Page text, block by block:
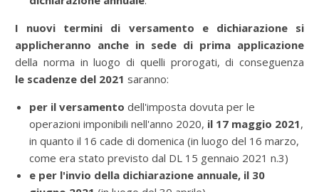
I nuovi termini di versamento e dichiarazione
si
applicheranno anche in sede di prima applicazione
della norma in luogo di quelli prorogati, di conseguenza
le scadenze del 2021 saranno:
per il versamento dell'imposta dovuta per le
operazioni imponibili nell'anno 2020, il 17 maggio 2021,
in quanto il 16 cade di domenica (in luogo del 16 marzo,
come era stato previsto dal DL 15 gennaio 2021 n.3)
e per l'invio della dichiarazione annuale, il 30